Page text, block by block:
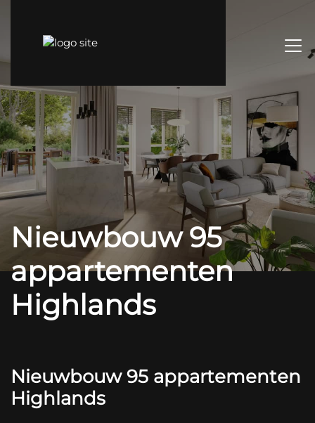
Nieuwbouw 95
appartementen
Highlands
Nieuwbouw 95 appartementen
Highlands